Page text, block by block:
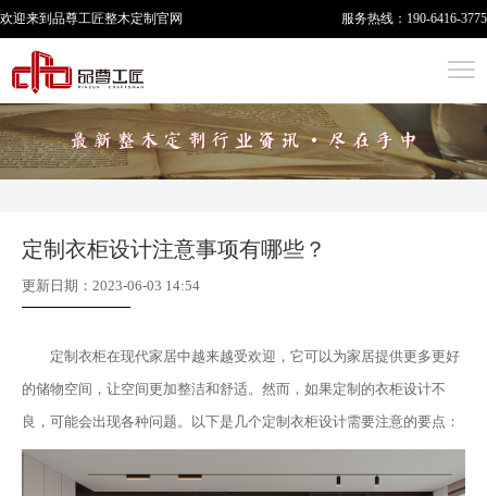
欢迎来到品尊工匠整木定制 官网 服务热线： 190-6416-3775
定制衣柜设计注意事项有哪些？
更新日期：2023-06-03 14:54
定制衣柜在现代家居中越来越受欢迎，它可以为家居提供更多更好
的储物空间，让空间更加整洁和舒适。然而，如果定制的衣柜设计不
良，可能会出现各种问题。以下是几个定制衣柜设计需要注意的要点：